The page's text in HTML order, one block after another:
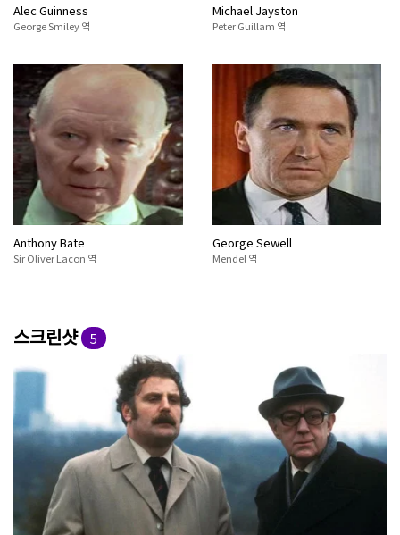
Alec Guinness
George Smiley 역
Michael Jayston
Peter Guillam 역
Anthony Bate
Sir Oliver Lacon 역
George Sewell
Mendel 역
스크린샷 5